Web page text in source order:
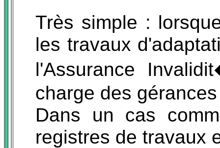
Très simple :
les travaux
l'Assurance
charge des
Dans un cas
registres de travaux